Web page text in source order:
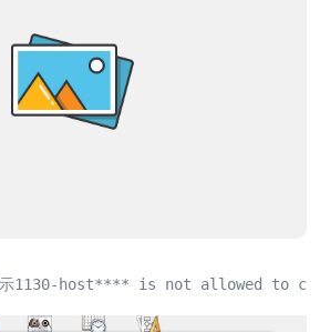
示1130-host**** is not allowed to